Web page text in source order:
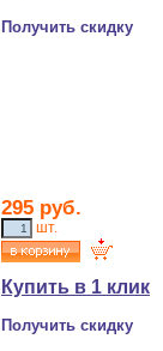
Получить скидку
295 руб.
шт.
Купить в 1 клик
Получить скидку